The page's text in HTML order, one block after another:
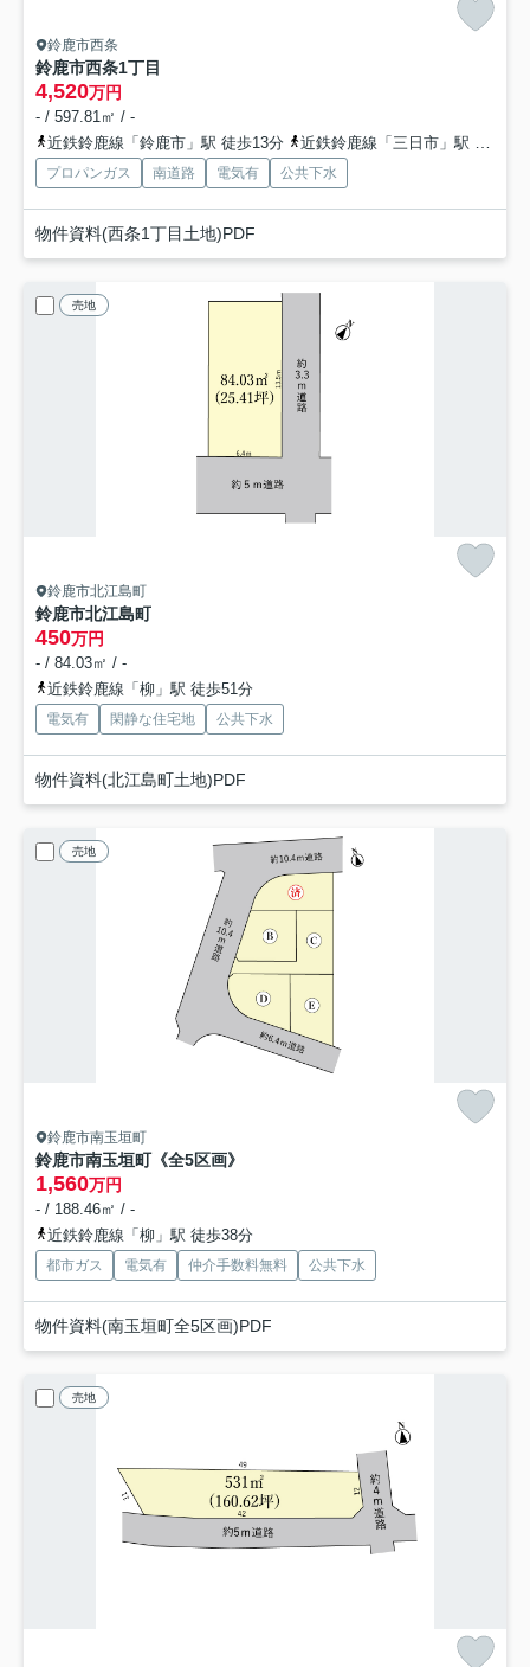
鈴鹿市西条
鈴鹿市西条1丁目
4,520万円
- / 597.81㎡ / -
近鉄鈴鹿線「鈴鹿市」駅 徒歩13分
近鉄鈴鹿線「三日市」駅 徒歩17分
プロパンガス 南道路 電気有 公共下水
物件資料(西条1丁目土地)PDF
売地
鈴鹿市北江島町
鈴鹿市北江島町
450万円
- / 84.03㎡ / -
近鉄鈴鹿線「柳」駅 徒歩51分
電気有 閑静な住宅地 公共下水
物件資料(北江島町土地)PDF
売地
鈴鹿市南玉垣町
鈴鹿市南玉垣町《全5区画》
1,560万円
- / 188.46㎡ / -
近鉄鈴鹿線「柳」駅 徒歩38分
都市ガス 電気有 仲介手数料無料 公共下水
物件資料(南玉垣町全5区画)PDF
売地